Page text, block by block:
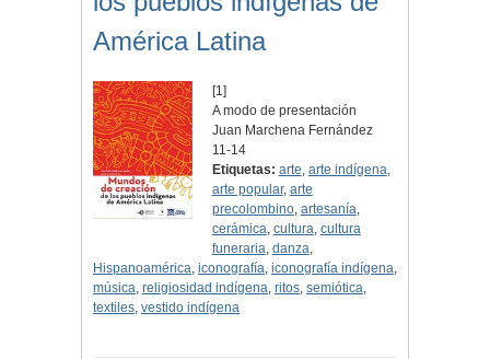
América Latina
[1]
A modo de presentación
Juan Marchena Fernández
11-14
Etiquetas: arte, arte indígena,
arte popular, arte
precolombino, artesanía,
cerámica, cultura, cultura
funeraria, danza,
Hispanoamérica, iconografía, iconografía indígena,
música, religiosidad indígena, ritos, semiótica,
textiles, vestido indígena